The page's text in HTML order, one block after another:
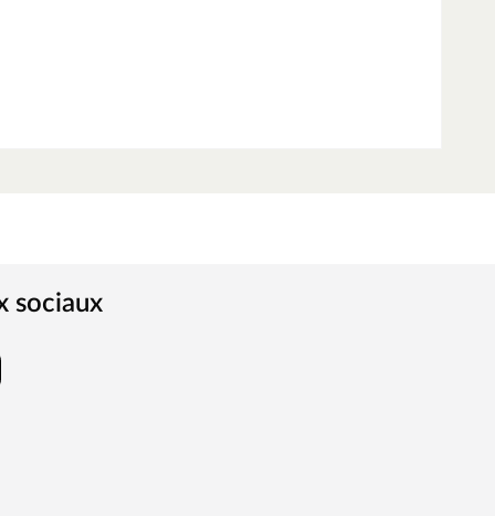
sociaux